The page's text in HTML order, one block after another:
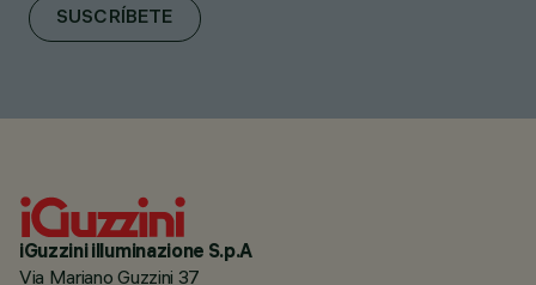
SUSCRÍBETE
iGuzzini illuminazione S.p.A
Via Mariano Guzzini 37